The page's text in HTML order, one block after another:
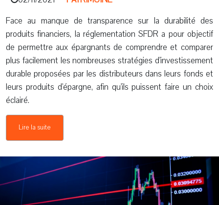
Face au manque de transparence sur la durabilité des
produits financiers, la réglementation SFDR a pour objectif
de permettre aux épargnants de comprendre et comparer
plus facilement les nombreuses stratégies d'investissement
durable proposées par les distributeurs dans leurs fonds et
leurs produits d'épargne, afin qu'ils puissent faire un choix
éclairé.
Lire la suite